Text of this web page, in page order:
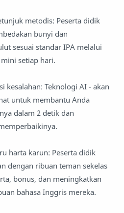
metodis: Peserta didik
bunyi dan
sesuai standar IPA melalui
setiap hari.
kesalahan: Teknologi AI - akan
untuk membantu Anda
dalam 2 detik dan
harta karun: Peserta didik
dengan ribuan teman sekelas
bonus, dan meningkatkan
bahasa Inggris mereka.